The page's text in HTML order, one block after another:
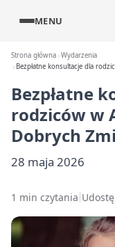
MENU
Strona główna Wydarzenia
Bezpłatne konsultacje dla
Bezpłatne
rodziców w
Dobrych
28 maja 2026
1 min czytania